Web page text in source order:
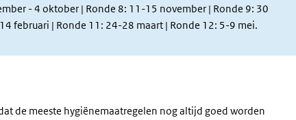
- 4 oktober | Ronde 8: 11-15 november | Ronde 9: 30
februari | Ronde 11: 24-28 maart | Ronde 12: 5-9 mei.
de meeste hygiënemaatregelen nog altijd goed worden